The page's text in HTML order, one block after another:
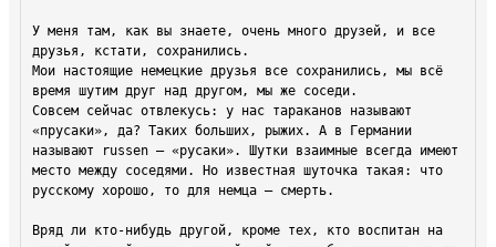
У меня там, как вы знаете, очень много друзей, и все
друзья, кстати, сохранились.
Мои настоящие немецкие друзья все сохранились, мы всё
время шутим друг над другом, мы же соседи.
Совсем сейчас отвлекусь: у нас тараканов называют
«прусаки», да? Таких больших, рыжих. А в Германии
называют russen – «русаки». Шутки взаимные всегда имеют
место между соседями. Но известная шуточка такая: что
русскому хорошо, то для немца – смерть.
Вряд ли кто-нибудь другой, кроме тех, кто воспитан на